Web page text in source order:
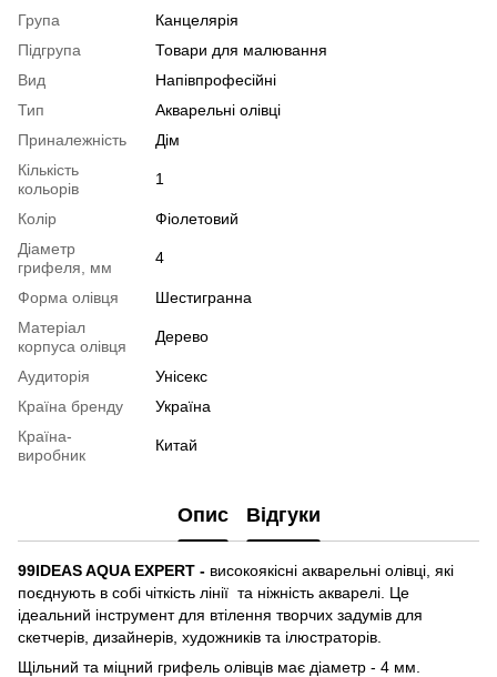
Група
Канцелярія
Підгрупа
Товари для малювання
Вид
Напівпрофесійні
Тип
Акварельні олівці
Приналежність
Дім
Кількість
кольорів
1
Колір
Фіолетовий
Діаметр
грифеля, мм
4
Форма олівця
Шестигранна
Матеріал
корпуса олівця
Дерево
Аудиторія
Унісекс
Країна бренду
Україна
Країна-
виробник
Китай
Опис Відгуки
99IDEAS AQUA EXPERT - високоякісні акварельні олівці, які
поєднують в собі чіткість лінії та ніжність акварелі. Це
ідеальний інструмент для втілення творчих задумів для
скетчерів, дизайнерів, художників та ілюстраторів.
Щільний та міцний грифель олівців має діаметр - 4 мм.